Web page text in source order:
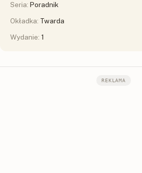
Seria: Poradnik
Okładka: Twarda
Wydanie: 1
REKLAMA